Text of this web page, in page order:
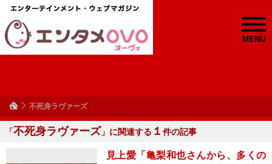
MENU
不死身ラヴァーズ
「不死身ラヴァーズ 」に関連する １ 件の記事
見上愛「亀梨和也さんから、多くの